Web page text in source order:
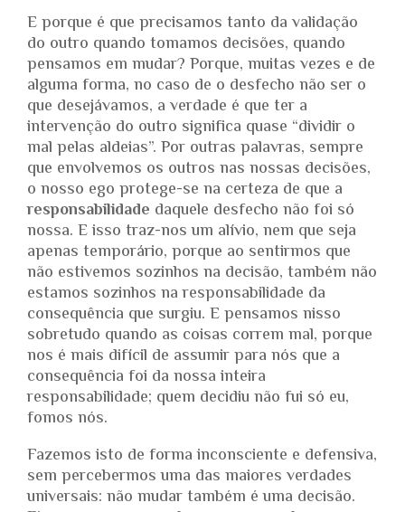
E porque é que precisamos tanto da validação
do outro quando tomamos decisões, quando
pensamos em mudar? Porque, muitas vezes e de
alguma forma, no caso de o desfecho não ser o
que desejávamos, a verdade é que ter a
intervenção do outro significa quase “dividir o
mal pelas aldeias”. Por outras palavras, sempre
que envolvemos os outros nas nossas decisões,
o nosso ego protege-se na certeza de que a
responsabilidade daquele desfecho não foi só
nossa. E isso traz-nos um alívio, nem que seja
apenas temporário, porque ao sentirmos que
não estivemos sozinhos na decisão, também não
estamos sozinhos na responsabilidade da
consequência que surgiu. E pensamos nisso
sobretudo quando as coisas correm mal, porque
nos é mais difícil de assumir para nós que a
consequência foi da nossa inteira
responsabilidade; quem decidiu não fui só eu,
fomos nós.
Fazemos isto de forma inconsciente e defensiva,
sem percebermos uma das maiores verdades
universais: não mudar também é uma decisão.